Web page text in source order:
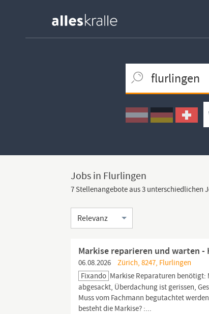
Ortssuche
Umkreissuche
Arbeitsform
Jobs in Flurlingen
7 Stellenangebote aus 3 unterschiedlichen
Sortierung
Markise reparieren und warten
06.08.2026
Zürich, 8247, Flurlingen
Fixando Markise Reparaturen benötigt:
abgesackt, Überdachung ist gerissen,
Muss vom Fachmann begutachtet
besteht die Markise? :...